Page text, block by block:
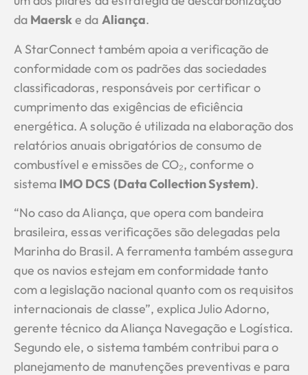
da Maerske da Aliança.
A StarConnect também apoia a verificação de
conformidade com os padrões das sociedades
classificadoras, responsáveis por certificar o
cumprimento das exigências de eficiência
energética. A solução é utilizada na elaboração dos
relatórios anuais obrigatórios de consumo de
combustível e emissões de CO₂, conforme o
sistema IMO DCS (Data Collection System).
“No caso da Aliança, que opera com bandeira
brasileira, essas verificações são delegadas pela
Marinha do Brasil. A ferramenta também assegura
que os navios estejam em conformidade tanto
com a legislação nacional quanto com os requisitos
internacionais de classe”, explica Julio Adorno,
gerente técnico da Aliança Navegação e Logística.
Segundo ele, o sistema também contribui para o
planejamento de manutenções preventivas e para